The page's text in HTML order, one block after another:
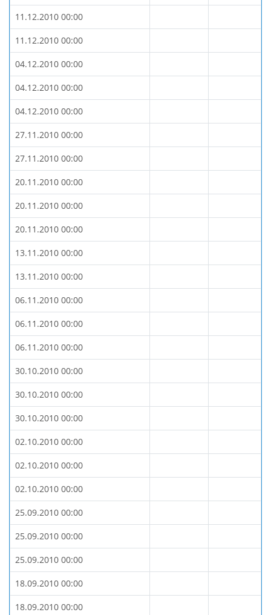
11.12.2010 00:00
11.12.2010 00:00
04.12.2010 00:00
04.12.2010 00:00
04.12.2010 00:00
27.11.2010 00:00
27.11.2010 00:00
20.11.2010 00:00
20.11.2010 00:00
20.11.2010 00:00
13.11.2010 00:00
13.11.2010 00:00
06.11.2010 00:00
06.11.2010 00:00
06.11.2010 00:00
30.10.2010 00:00
30.10.2010 00:00
30.10.2010 00:00
02.10.2010 00:00
02.10.2010 00:00
02.10.2010 00:00
25.09.2010 00:00
25.09.2010 00:00
25.09.2010 00:00
18.09.2010 00:00
18.09.2010 00:00